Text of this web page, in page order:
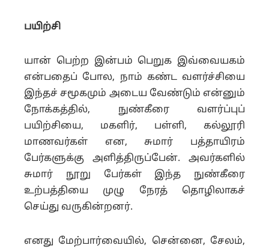
பயிற்சி
யான் பெற்ற இன்பம் பெறுக இவ்வையகம்
என்பதைப் போல, நாம் கண்ட வளர்ச்சியை
இந்தச் சமூகமும் அடைய வேண்டும் என்னும்
நோக்கத்தில், நுண்கீரை வளர்ப்புப்
பயிற்சியை, மகளிர், பள்ளி, கல்லூரி
மாணவர்கள் என, சுமார் பத்தாயிரம்
பேர்களுக்கு அளித்திருப்பேன். அவர்களில்
சுமார் நூறு பேர்கள் இந்த நுண்கீரை
உற்பத்தியை முழு நேரத் தொழிலாகச்
செய்து வருகின்றனர்.
எனது மேற்பார்வையில், சென்னை, சேலம்,